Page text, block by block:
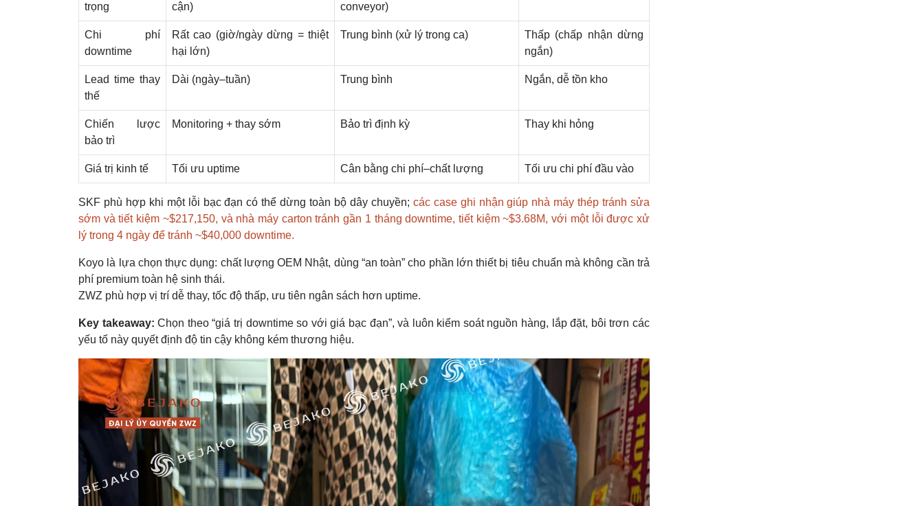
trọng
cận)
conveyor)
Chi phí
downtime
Rất cao (giờ/ngày dừng = thiệt
hại lớn)
Trung bình (xử lý trong ca)
Thấp (chấp nhận dừng
ngắn)
Lead time thay
thế
Dài (ngày–tuần) Trung bình Ngắn, dễ tồn kho
Chiến lược
bảo trì
Monitoring + thay sớm Bảo trì định kỳ Thay khi hỏng
Giá trị kinh tế Tối ưu uptime Cân bằng chi phí–chất lượng Tối ưu chi phí đầu vào
SKF phù hợp khi một lỗi bạc đạn có thể dừng toàn bộ dây chuyền; các case ghi nhận giúp nhà máy thép tránh sửa
sớm và tiết kiệm ~$217,150, và nhà máy carton tránh gần 1 tháng downtime, tiết kiệm ~$3.68M, với một lỗi được xử
lý trong 4 ngày để tránh ~$40,000 downtime.
Koyo là lựa chọn thực dụng: chất lượng OEM Nhật, dùng “an toàn” cho phần lớn thiết bị tiêu chuẩn mà không cần trả
phí premium toàn hệ sinh thái.
ZWZ phù hợp vị trí dễ thay, tốc độ thấp, ưu tiên ngân sách hơn uptime.
Key takeaway: Chọn theo “giá trị downtime so với giá bạc đạn”, và luôn kiểm soát nguồn hàng, lắp đặt, bôi trơn các
yếu tố này quyết định độ tin cậy không kém thương hiệu.